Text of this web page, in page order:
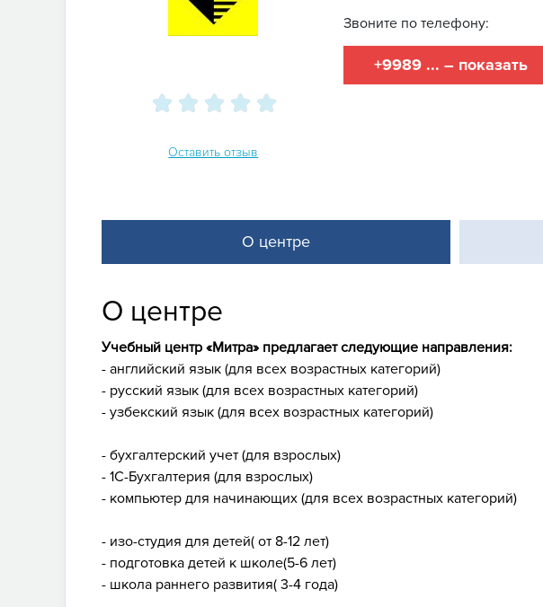
Оставить отзыв
Звоните по телефону:
+9989 ... – показать
О центре
О центре
Учебный центр «Митра» предлагает следующие направления:
- английский язык (для всех возрастных категорий)
- русский язык (для всех возрастных категорий)
- узбекский язык (для всех возрастных категорий)
- бухгалтерский учет (для взрослых)
- 1С-Бухгалтерия (для взрослых)
- компьютер для начинающих (для всех возрастных категорий)
- изо-студия для детей( от 8-12 лет)
- подготовка детей к школе(5-6 лет)
- школа раннего развития( 3-4 года)